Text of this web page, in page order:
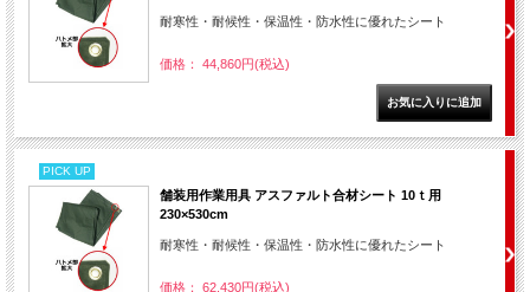
耐寒性・耐候性・保温性・防水性に優れたシート
価格： 44,860円(税込)
PICK UP
舗装用作業用具 アスファルト合材シート 10ｔ用
230×530cm
耐寒性・耐候性・保温性・防水性に優れたシート
価格： 62,430円(税込)